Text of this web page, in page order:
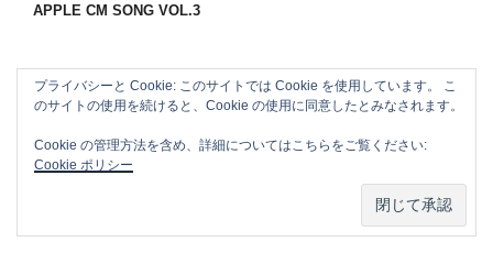
APPLE CM SONG VOL.3
プライバシーと Cookie: このサイトでは Cookie を使用しています。 こ
のサイトの使用を続けると、Cookie の使用に同意したとみなされます。
Cookie の管理方法を含め、詳細についてはこちらをご覧ください:
Cookie ポリシー